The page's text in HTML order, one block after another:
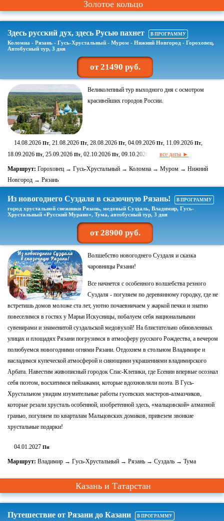
Золотое кольцо
Здесь русский дух, здесь Русью пахнет В ПРОГРАММУ
Коломна - Рязань - Гусь-Хрустальный - Муром - Нижний Новгород - Гороховец,
Автобусный тур, 3 дня
от 21490 руб.
Великолепный тур выходного дня с осмотром
красивейших городов России.
14.08.2026 Пт, 21.08.2026 Пт, 28.08.2026 Пт, 04.09.2026 Пт, 11.09.2026 Пт,
18.09.2026 Пт, 25.09.2026 Пт, 02.10.2026 Пт, 09.10.2026 все даты ►
Маршрут: Гороховец → Гусь-Хрустальный → Коломна → Муром → Нижний
Новгород → Рязань
Из новогоднего Суздаля в сказочную Рязань! В ПРОГРАММУ
город хрустальной снежинки Рязань, медовый Суздаль, Владимир, Гусь-
Хрустальный «Русский Мурано», Тума, автобусный тур, 3 дня
от 28900 руб.
Волшебство новогоднего Суздаля и сказка
чаровницы Рязани!
Все начнется с особенного волшебства резного
Суздаля - погуляем по деревянному городку, где не
встретишь домов моложе ста лет, уютно почаевничаем у жаркой печки и знатно
повеселимся в гостях у Марьи Искусницы, побалуем себя национальными
сувенирами и знаменитой суздальской медовухой! На блистательно обновленных
улицах и площадях Рязани погрузимся в атмосферу русского Рождества, а вечером
полюбуемся новогодними огнями Рязани. Отдохнем в стольном Владимире и
насладимся купеческой атмосферой и сияющими украшениями владимирского
Арбата. Навестим живописный городок Спас-Клепики, где Есенин впервые осознал
себя поэтом, восхитимся пейзажами, которые вдохновляли поэта. В Гусь-
Хрустальном увидим изумительные работы гусевских мастеров-алмазчиков,
которые резали хрусталь особенной, изобретенной здесь, «мальцовской» алмазной
гранью, погуляем по кварталам Мальцовских домиков, привезем звонкие
хрустальные подарки!
04.01.2027 Пн
Маршрут: Владимир → Гусь-Хрустальный → Рязань → Суздаль → Тума
Казань и Татарстан
Путешествие от Рязани до Казани В ПРОГРАММУ